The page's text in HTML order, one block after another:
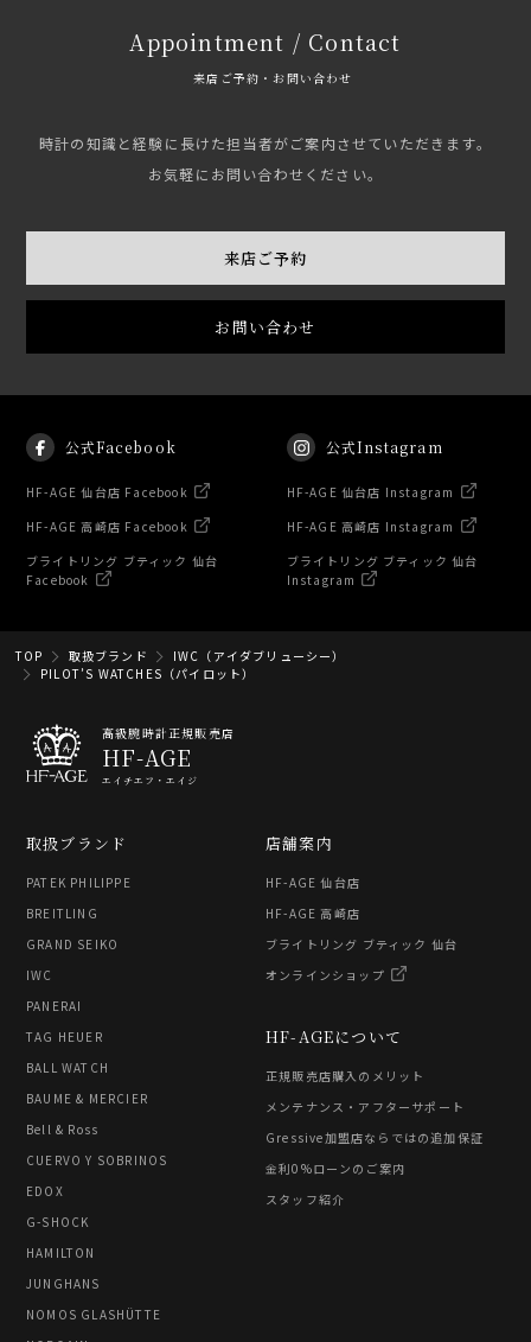
Appointment / Contact
来店ご予約・お問い合わせ
時計の知識と経験に長けた担当者がご案内させていただきます。
お気軽にお問い合わせください。
来店ご予約
お問い合わせ
公式Facebook
HF-AGE 仙台店 Facebook
HF-AGE 高崎店 Facebook
ブライトリング ブティック 仙台
Facebook
公式Instagram
HF-AGE 仙台店 Instagram
HF-AGE 高崎店 Instagram
ブライトリング ブティック 仙台
Instagram
TOP 取扱ブランド
IWC（アイダブリューシー）
PILOT’S WATCHES（パイロット）
高級腕時計正規販売店
HF-AGE
エイチエフ・エイジ
取扱ブランド
PATEK PHILIPPE
BREITLING
GRAND SEIKO
IWC
PANERAI
TAG HEUER
BALL WATCH
BAUME & MERCIER
Bell & Ross
CUERVO Y SOBRINOS
EDOX
G-SHOCK
HAMILTON
JUNGHANS
NOMOS GLASHÜTTE
HF-AGEについて
正規販売店購入のメリット
メンテナンス・アフターサポート
Gressive加盟店ならではの追加保証
金利0%ローンのご案内
スタッフ紹介
店舗案内
HF-AGE 仙台店
HF-AGE 高崎店
ブライトリング ブティック 仙台
オンラインショップ